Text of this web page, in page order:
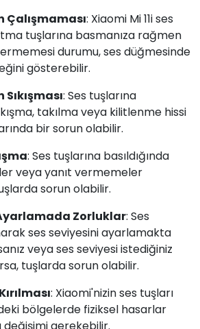
Çalışmaması: Xiaomi Mi 11i ses
tuşlarına basmanıza rağmen
durumu, ses düğmesinde
gösterebilir.
Sıkışması: Ses tuşlarına
takılma veya kilitlenme hissi
bir sorun olabilir.
: Ses tuşlarına basıldığında
veya yanıt vermemeler
sorun olabilir.
Zorluklar: Ses
ses seviyesini ayarlamakta
veya ses seviyesi istediğiniz
tuşlarda sorun olabilir.
: Xiaomi'nizin ses tuşları
bölgelerde fiziksel hasarlar